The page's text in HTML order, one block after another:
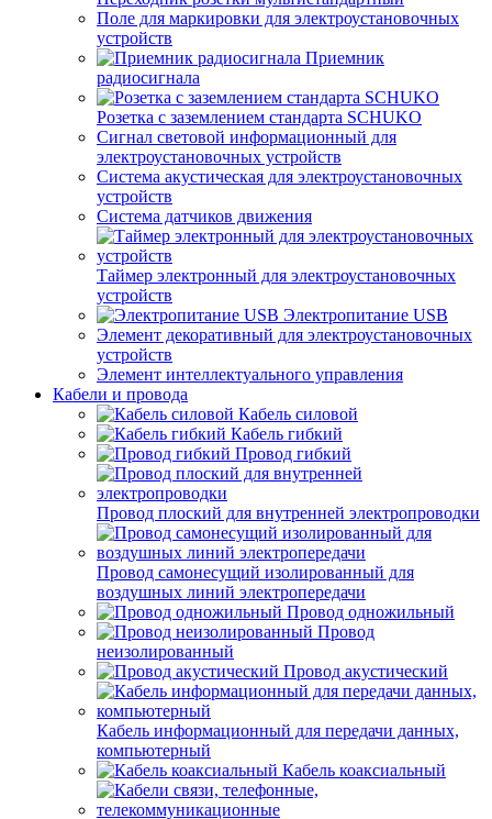
Поле для маркировки для электроустановочных
устройств
Приемник
радиосигнала
Розетка с заземлением стандарта SCHUKO
Сигнал световой информационный для
электроустановочных устройств
Система акустическая для электроустановочных
устройств
Система датчиков движения
Таймер электронный для электроустановочных
устройств
Электропитание USB
Элемент декоративный для электроустановочных
устройств
Элемент интеллектуального управления
Кабели и провода
Кабель силовой
Кабель гибкий
Провод гибкий
Провод плоский для внутренней электропроводки
Провод самонесущий изолированный для
воздушных линий электропередачи
Провод одножильный
Провод
неизолированный
Провод акустический
Кабель информационный для передачи данных,
компьютерный
Кабель коаксиальный